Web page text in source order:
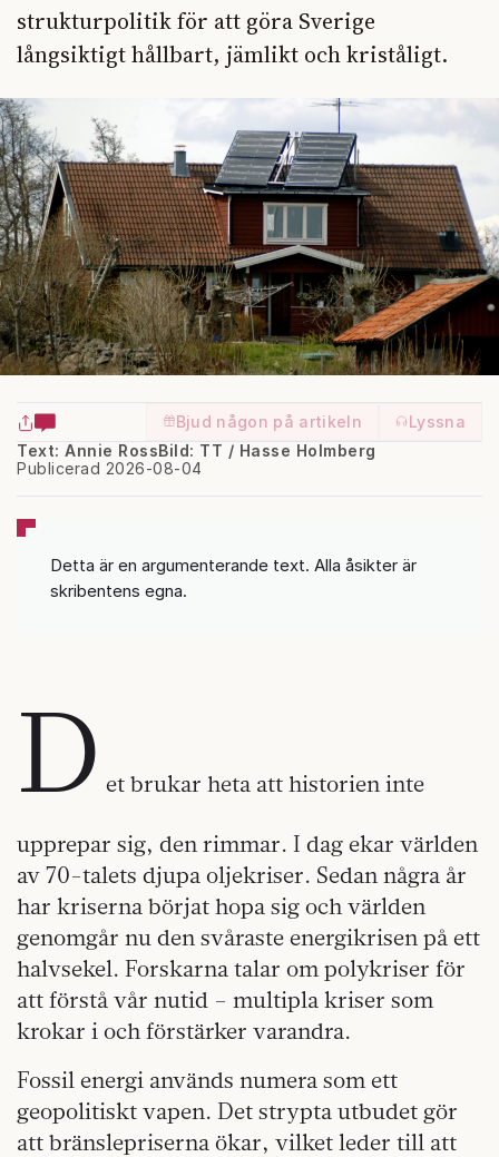
strukturpolitik för att göra Sverige
långsiktigt hållbart, jämlikt och kriståligt.
Bjud någon på artikeln
Lyssna
Text: Annie Ross
Publicerad 2026-08-04
Bild: TT / Hasse Holmberg
Detta är en argumenterande text. Alla åsikter är
skribentens egna.
D et brukar heta att historien inte
upprepar sig, den rimmar. I dag ekar världen
av 70-talets djupa oljekriser. Sedan några år
har kriserna börjat hopa sig och världen
genomgår nu den svåraste energikrisen på ett
halvsekel. Forskarna talar om polykriser för
att förstå vår nutid – multipla kriser som
krokar i och förstärker varandra.
Fossil energi används numera som ett
geopolitiskt vapen. Det strypta utbudet gör
att bränslepriserna ökar, vilket leder till att